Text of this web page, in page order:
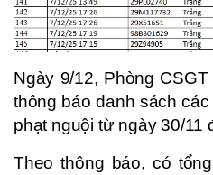
Ngày 9/12, Phòng
thông báo danh sách
phạt nguội từ ngày 30/11
Theo thông báo, có